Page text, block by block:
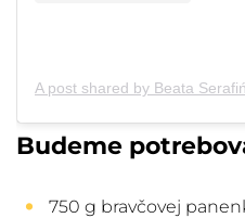
A post shared by Beata
Budeme
750 g bravčovej